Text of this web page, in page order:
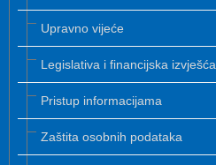
Upravno vijeće
Legislativa i financijska izvješća
Pristup informacijama
Zaštita osobnih podataka